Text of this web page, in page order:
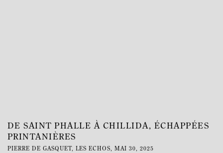
DE SAINT PHALLE À CHILLIDA, ÉCHAPPÉES
PRINTANIÈRES
PIERRE DE GASQUET, LES ECHOS, MAI 30, 2025